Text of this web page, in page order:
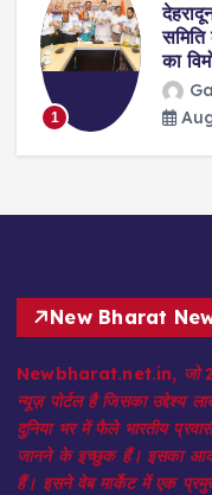
1
समिति
का
New Bharat
Newbharat.net.in, जो
न्यूज़ पोर्टल है जिसका उद्देश्य
दुनिया भर में फैले भारतीय
जानने के इच्छुक हैं। इसका
हैं। इसने वेब मार्केट में एक